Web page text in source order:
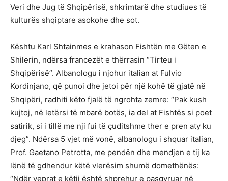
Veri dhe Jug të Shqipërisë, shkrimtarë dhe studiues të
kulturës shqiptare asokohe dhe sot.
Kështu Karl Shtainmes e krahason Fishtën me Gëten e
Shilerin, ndërsa francezët e thërrasin “Tirteu i
Shqipërisë”. Albanologu i njohur italian at Fulvio
Kordinjano, që punoi dhe jetoi për një kohë të gjatë në
Shqipëri, radhiti këto fjalë të ngrohta zemre: “Pak kush
kujtoj, në letërsi të mbarë botës, ia del at Fishtës si poet
satirik, si i tillë me nji fui të çuditshme ther e pren aty ku
djeg”. Ndërsa 5 vjet më vonë, albanologu i shquar italian,
Prof. Gaetano Petrotta, me pendën dhe mendjen e tij ka
lënë të gdhendur këtë vlerësim shumë domethënës:
“Ndër veprat e këtij është shprehur e pasqyruar në